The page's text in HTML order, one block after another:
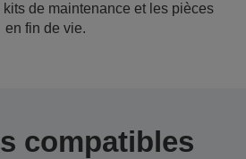
de maintenance et les pièces
en fin de vie.
compatibles